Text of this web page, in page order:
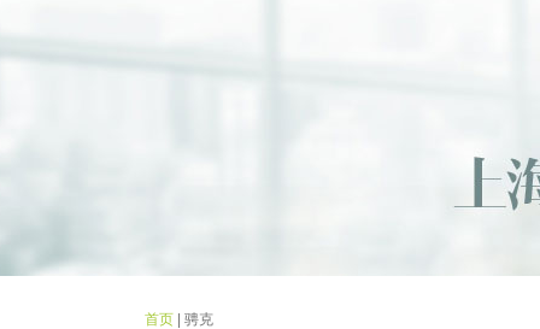
首页 | 骋克